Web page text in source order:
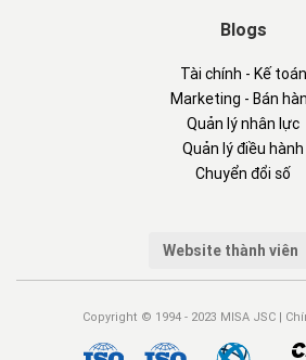
Blogs
Tài chính - Kế toán
Marketing - Bán
Quản lý nhân lực
Quản lý điều hành
Chuyển đổi số
Website thành viên
Copyright © 1994 - 2023 MISA JSC |